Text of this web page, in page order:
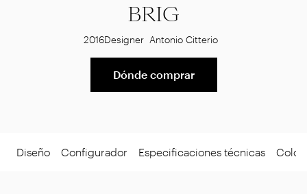
BRIG
2016Designer Antonio Citterio
Dónde comprar
Diseño Configurador Especificaciones técnicas